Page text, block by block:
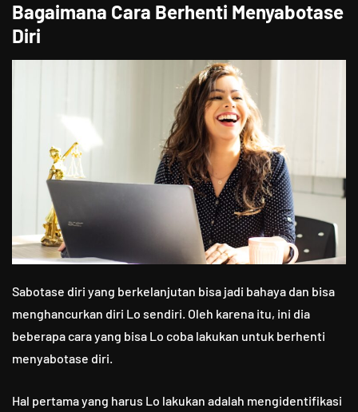
Bagaimana Cara Berhenti Menyabotase
Diri
Sabotase diri yang berkelanjutan bisa jadi bahaya dan bisa
menghancurkan diri Lo sendiri. Oleh karena itu, ini dia
beberapa cara yang bisa Lo coba lakukan untuk berhenti
menyabotase diri.
Hal pertama yang harus Lo lakukan adalah mengidentifikasi